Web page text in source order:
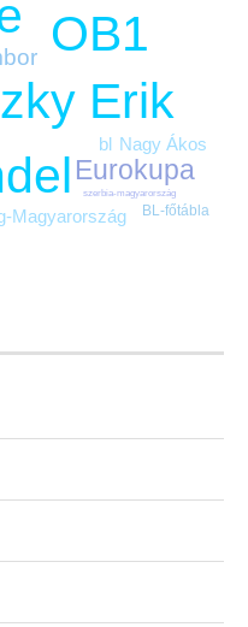
Erik
OB1
Eurokupa
bl Nagy Ákos
Magyarország BL-főtábla
szerbia-magyarország